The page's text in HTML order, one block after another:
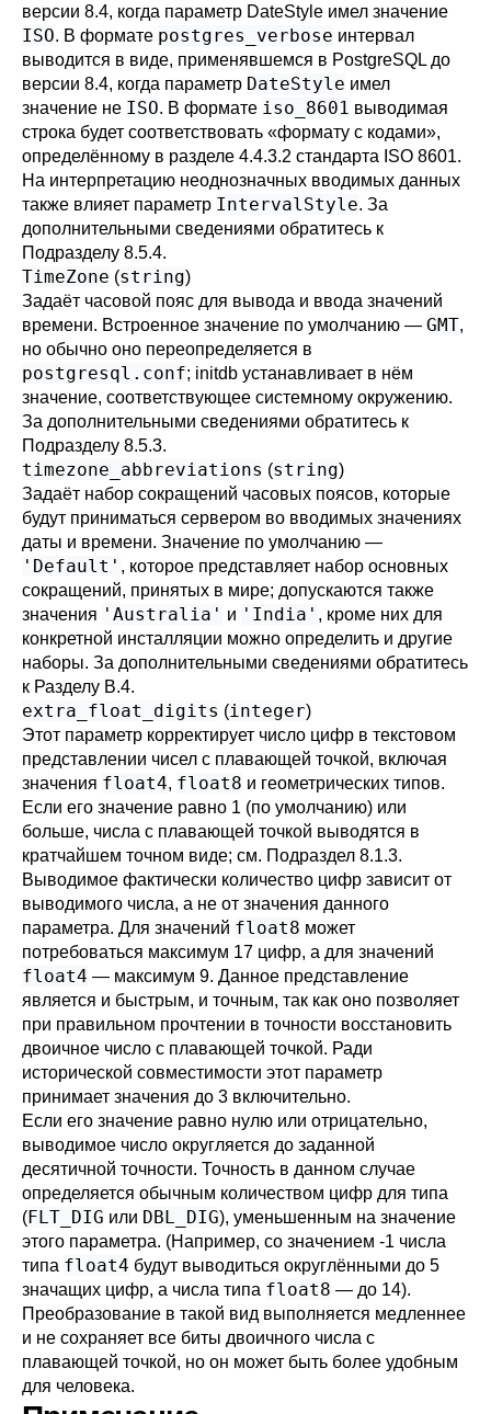
версии 8.4, когда параметр DateStyle имел значение
ISO. В формате postgres_verbose интервал
выводится в виде, применявшемся в PostgreSQL до
версии 8.4, когда параметр DateStyle имел
значение не ISO. В формате iso_8601 выводимая
строка будет соответствовать «формату с кодами»,
определённому в разделе 4.4.3.2 стандарта ISO 8601.
На интерпретацию неоднозначных вводимых данных
также влияет параметр IntervalStyle. За
дополнительными сведениями обратитесь к
Подразделу 8.5.4.
TimeZone (string)
Задаёт часовой пояс для вывода и ввода значений
времени. Встроенное значение по умолчанию — GMT,
но обычно оно переопределяется в
postgresql.conf; initdb устанавливает в нём
значение, соответствующее системному окружению.
За дополнительными сведениями обратитесь к
Подразделу 8.5.3.
timezone_abbreviations (string)
Задаёт набор сокращений часовых поясов, которые
будут приниматься сервером во вводимых значениях
даты и времени. Значение по умолчанию —
'Default' , которое представляет набор основных
сокращений, принятых в мире; допускаются также
значения 'Australia' и 'India' , кроме них для
конкретной инсталляции можно определить и другие
наборы. За дополнительными сведениями обратитесь
к Разделу B.4.
extra_float_digits (integer)
Этот параметр корректирует число цифр в текстовом
представлении чисел с плавающей точкой, включая
значения float4, float8 и геометрических типов.
Если его значение равно 1 (по умолчанию) или
больше, числа с плавающей точкой выводятся в
кратчайшем точном виде; см. Подраздел 8.1.3.
Выводимое фактически количество цифр зависит от
выводимого числа, а не от значения данного
параметра. Для значений float8 может
потребоваться максимум 17 цифр, а для значений
float4 — максимум 9. Данное представление
является и быстрым, и точным, так как оно позволяет
при правильном прочтении в точности восстановить
двоичное число с плавающей точкой. Ради
исторической совместимости этот параметр
принимает значения до 3 включительно.
Если его значение равно нулю или отрицательно,
выводимое число округляется до заданной
десятичной точности. Точность в данном случае
определяется обычным количеством цифр для типа
(FLT_DIG или DBL_DIG), уменьшенным на значение
этого параметра. (Например, со значением -1 числа
типа float4 будут выводиться округлёнными до 5
значащих цифр, а числа типа float8 — до 14).
Преобразование в такой вид выполняется медленнее
и не сохраняет все биты двоичного числа с
плавающей точкой, но он может быть более удобным
для человека.